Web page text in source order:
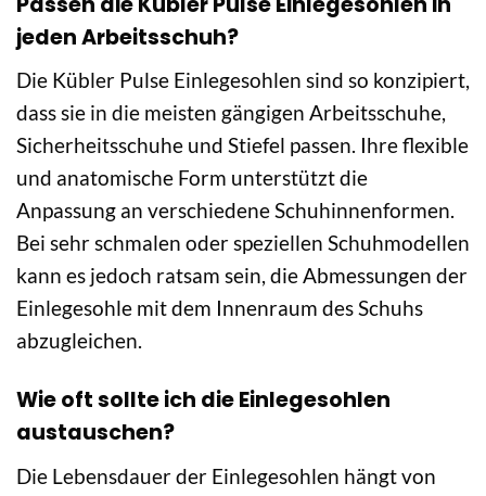
jeden Arbeitsschuh?
Die Kübler Pulse Einlegesohlen sind so konzipiert,
dass sie in die meisten gängigen Arbeitsschuhe,
Sicherheitsschuhe und Stiefel passen. Ihre flexible
und anatomische Form unterstützt die
Anpassung an verschiedene Schuhinnenformen.
Bei sehr schmalen oder speziellen Schuhmodellen
kann es jedoch ratsam sein, die Abmessungen der
Einlegesohle mit dem Innenraum des Schuhs
abzugleichen.
Wie oft sollte ich die Einlegesohlen
austauschen?
Die Lebensdauer der Einlegesohlen hängt von